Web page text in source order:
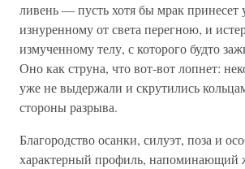
ливень — пусть хотя бы мрак принесет
изнуренному от света перегною, и
измученному телу, с которого будто
Оно как струна, что вот-вот лопнет:
уже не выдержали и скрутились
стороны разрыва.
Благородство осанки, силуэт, поза и
характерный профиль, напоминающий